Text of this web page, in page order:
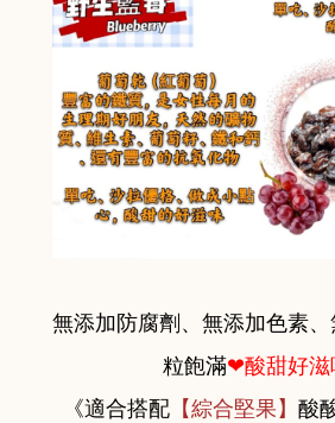
無添加防腐劑、無添加色素
粒飽滿❤酸甜好
《適合搭配 【綜合堅果】 酸